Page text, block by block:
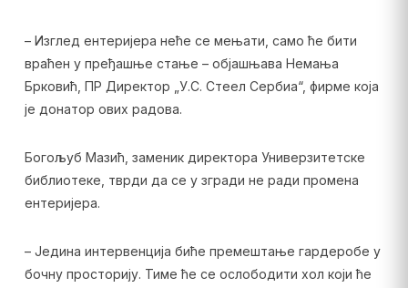
– Изглед ентеријера неће се мењати, само ће бити
враћен у пређашње стање – објашњава Немања
Брковић, ПР Директор „У.С. Стеел Сербиа“, фирме која
је донатор ових радова.
Богољуб Мазић, заменик директора Универзитетске
библиотеке, тврди да се у згради не ради промена
ентеријера.
– Једина интервенција биће премештање гардеробе у
бочну просторију. Тиме ће се ослободити хол који ће